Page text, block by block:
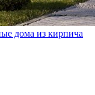
дома из кирпича